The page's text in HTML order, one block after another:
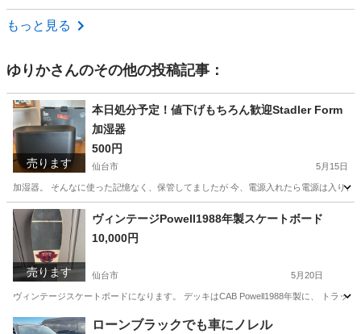
宮城 宮城郡
もっと見る
ゆりかさんのその他の投稿記事：
売ります
本日処分予定！値下げもちろん歓迎Stadler Form
加湿器
500円
仙台市 5月15日
加湿器。 そんなに使った記憶なく、保管してましたが 今、電源入れたら電源は入り
宮城 仙台市 家具 インテリア
売ります
ヴィンテージPowell1988年製スケートボード
10,000円
仙台市 5月20日
ヴィンテージスケートボードになります。 デッキはCAB Powell1988年製に、 トラッ
宮城 仙台市 ストリートスポーツ ヴィンテージ
ローンブラックでも車にノレル